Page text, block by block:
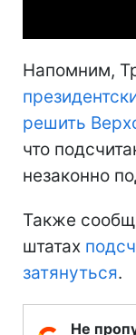
Напомним,
решить
что
незаконно
Также
штатах
затянуться.
Не